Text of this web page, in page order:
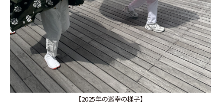
【2025年の巡幸の様子】